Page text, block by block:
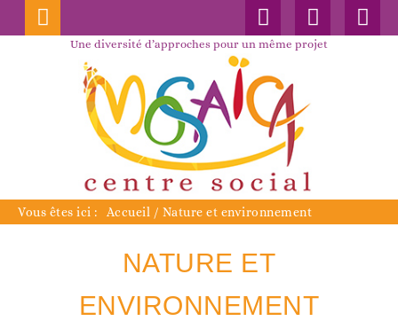
Une diversité d’approches pour un même projet
Vous êtes ici : Accueil / Nature et environnement
NATURE ET
ENVIRONNEMENT